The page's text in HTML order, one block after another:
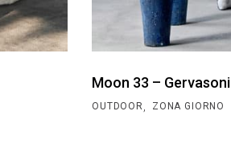
Moon 33 – Gervasoni
OUTDOOR ZONA GIORNO